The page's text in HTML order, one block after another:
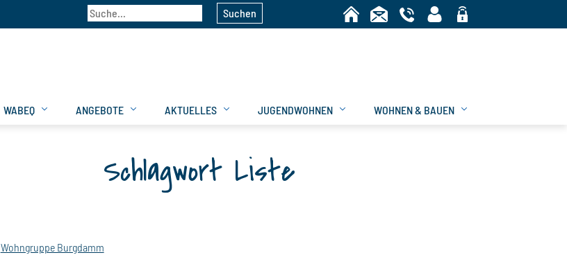
Bereich
Suchen
WABEQ ANGEBOTE AKTUELLES JUGENDWOHNEN WOHNEN & BAUEN
Schlagwort Liste
Wohngruppe Burgdamm